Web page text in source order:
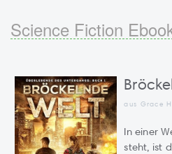
Science Fiction
aus Grace
In einer
steht, ist